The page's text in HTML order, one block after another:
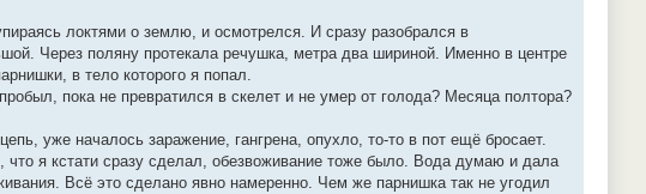
локтями о землю, и осмотрелся. И сразу разобрался в
Через поляну протекала речушка, метра два шириной. Именно в центре
в тело которого я попал.
пока не превратился в скелет и не умер от голода? Месяца полтора?
уже началось заражение, гангрена, опухло, то-то в пот ещё бросает.
что я кстати сразу сделал, обезвоживание тоже было. Вода думаю и дала
Всё это сделано явно намеренно. Чем же парнишка так не угодил